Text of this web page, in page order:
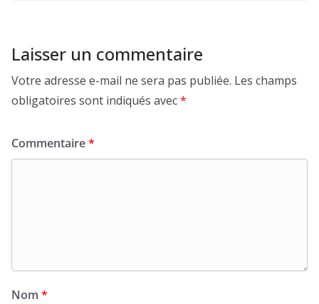
Laisser un commentaire
Votre adresse e-mail ne sera pas publiée. Les champs
obligatoires sont indiqués avec*
Commentaire*
Nom *